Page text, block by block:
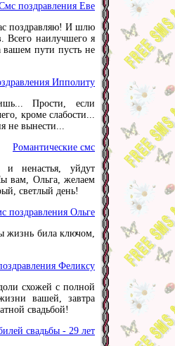
поздравления Еве
поздравляю! И шлю
Всего наилучшего я
пути пусть не
Ипполиту
Прости, если
кроме слабости...
не вынести...
Романтические смс
и ненастья, уйдут
вам, Ольга, желаем
светлый день!
поздравления Ольге
жизнь била ключом,
Феликсу
схожей с полной
вашей, завтра
свадьбой!
свадьбы - 29 лет